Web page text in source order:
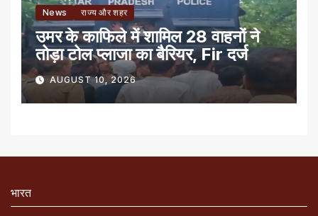
News राज्य और शहर
उमर के काफिले में शामिल 28 वाहनों ने
तोड़ा टोल प्लाजा का बैरियर, Fir दर्ज
AUGUST 10, 2026
भारत